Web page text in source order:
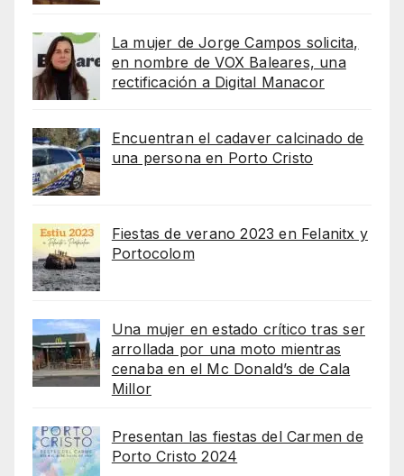
La mujer de Jorge Campos solicita,
en nombre de VOX Baleares, una
rectificación a Digital Manacor
Encuentran el cadaver calcinado de
una persona en Porto Cristo
Fiestas de verano 2023 en Felanitx y
Portocolom
Una mujer en estado crítico tras ser
arrollada por una moto mientras
cenaba en el Mc Donald’s de Cala
Millor
Presentan las fiestas del Carmen de
Porto Cristo 2024